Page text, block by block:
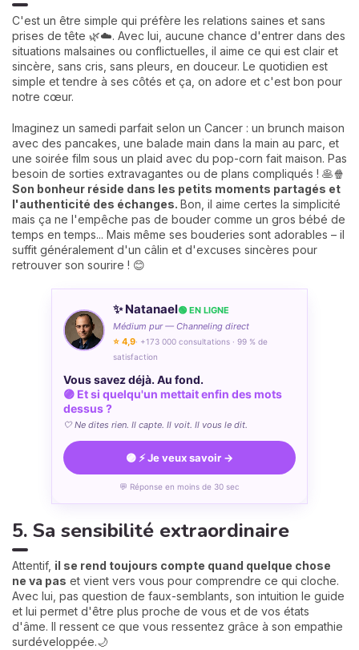
C'est un être simple qui préfère les relations saines et sans
prises de tête 🌿☁️. Avec lui, aucune chance d'entrer dans des
situations malsaines ou conflictuelles, il aime ce qui est clair et
sincère, sans cris, sans pleurs, en douceur. Le quotidien est
simple et tendre à ses côtés et ça, on adore et c'est bon pour
notre cœur.
Imaginez un samedi parfait selon un Cancer : un brunch maison
avec des pancakes, une balade main dans la main au parc, et
une soirée film sous un plaid avec du pop-corn fait maison. Pas
besoin de sorties extravagantes ou de plans compliqués ! 🥞🍿
Son bonheur réside dans les petits moments partagés et
l'authenticité des échanges. Bon, il aime certes la simplicité
mais ça ne l'empêche pas de bouder comme un gros bébé de
temps en temps... Mais même ses bouderies sont adorables – il
suffit généralement d'un câlin et d'excuses sincères pour
retrouver son sourire ! 😊
✨ Natanael🟢 EN LIGNE
Médium pur — Channeling direct
⭐ 4,9· +173 000 consultations · 99 % de
satisfaction
Vous savez déjà. Au fond.
🟣 Et si quelqu'un mettait enfin des mots
dessus ?
🤍 Ne dites rien. Il capte. Il voit. Il vous le dit.
🟣 ⚡ Je veux savoir →
💬 Réponse en moins de 30 sec
5. Sa sensibilité extraordinaire
Attentif, il se rend toujours compte quand quelque chose
ne va pas et vient vers vous pour comprendre ce qui cloche.
Avec lui, pas question de faux-semblants, son intuition le guide
et lui permet d'être plus proche de vous et de vos états
d'âme. Il ressent ce que vous ressentez grâce à son empathie
surdéveloppée.🌙